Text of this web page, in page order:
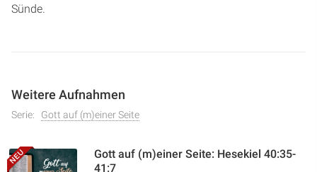
Sünde.
Weitere Aufnahmen
Serie: Gott auf (m)einer Seite
Gott auf (m)einer Seite: Hesekiel 40:35-
41:7